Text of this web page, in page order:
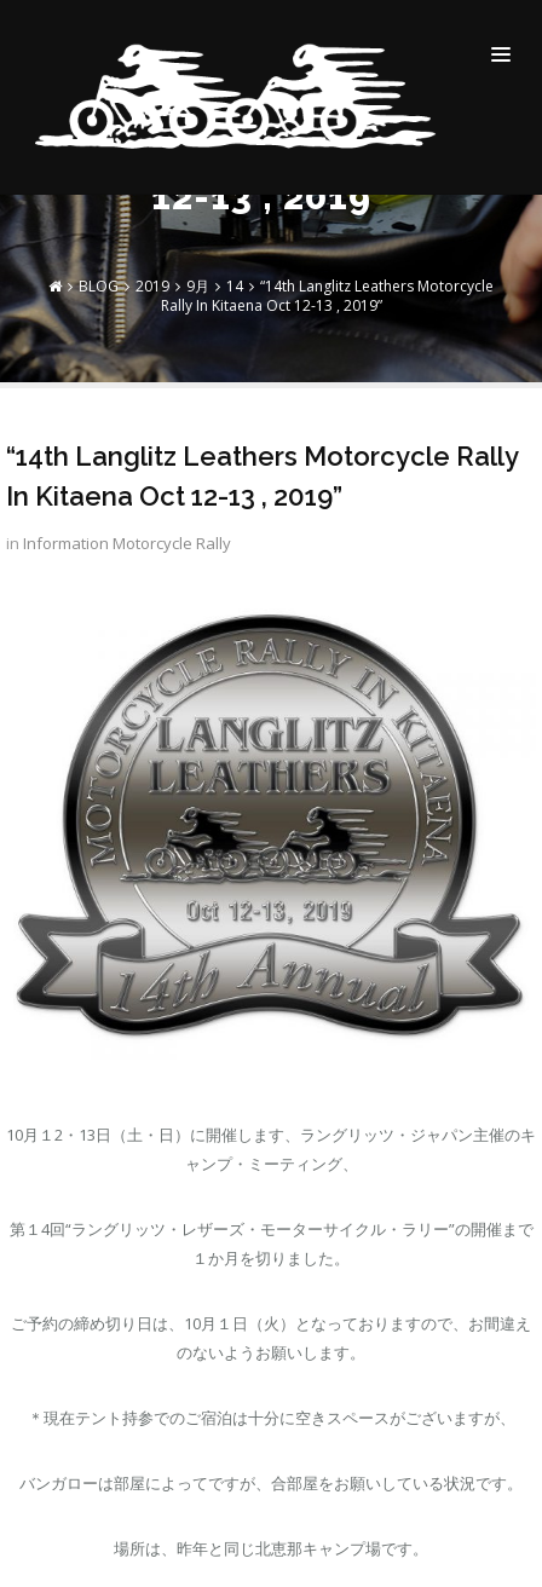
“14TH LANGLITZ
LEATHERS MOTORCYCLE
RALLY IN KITAENA OCT
12-13 , 2019”
BLOG 2019 9月 14
“14th Langlitz Leathers Motorcycle
Rally In Kitaena Oct 12-13 , 2019”
“14th Langlitz Leathers Motorcycle Rally
In Kitaena Oct 12-13 , 2019”
in Information Motorcycle Rally
10月１2・13日（土・日）に開催します、ラングリッツ・ジャパン主催のキ
ャンプ・ミーティング、
第１4回“ラングリッツ・レザーズ・モーターサイクル・ラリー”の開催まで
１か月を切りました。
ご予約の締め切り日は、10月１日（火）となっておりますので、お間違え
のないようお願いします。
＊現在テント持参でのご宿泊は十分に空きスペースがございますが、
バンガローは部屋によってですが、合部屋をお願いしている状況です。
場所は、昨年と同じ北恵那キャンプ場です。